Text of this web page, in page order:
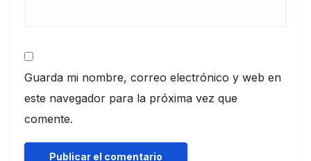
Guarda mi nombre, correo electrónico y web en
este navegador para la próxima vez que
comente.